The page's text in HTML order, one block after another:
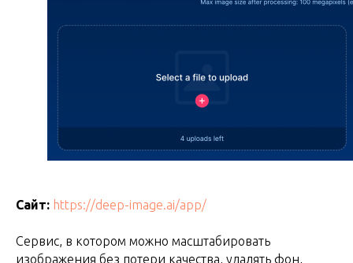
Сайт: https://deep-image.ai/app/
Сервис, в котором можно масштабировать
изображения без потери качества, удалять фон,